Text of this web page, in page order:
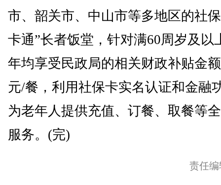
市、韶关市、中山市等多地区的社
卡通”长者饭堂，针对满60周岁及以
年均享受民政局的相关财政补贴金
元/餐，利用社保卡实名认证和金融
为老年人提供充值、订餐、取餐等
服务。(完)
责任